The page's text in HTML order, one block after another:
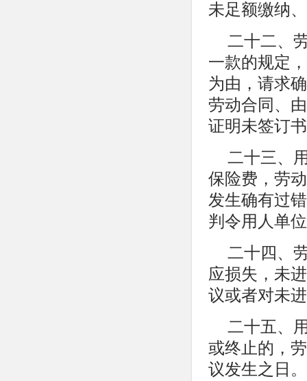
未足额缴纳
二十二、
一款的规定
为由，请求
劳动合同、
证明未签订
二十三、
保险费，劳
发生确有过
判令用人单
二十四、
应损失，未
议或者对未
二十五、
或终止的，
议发生之日